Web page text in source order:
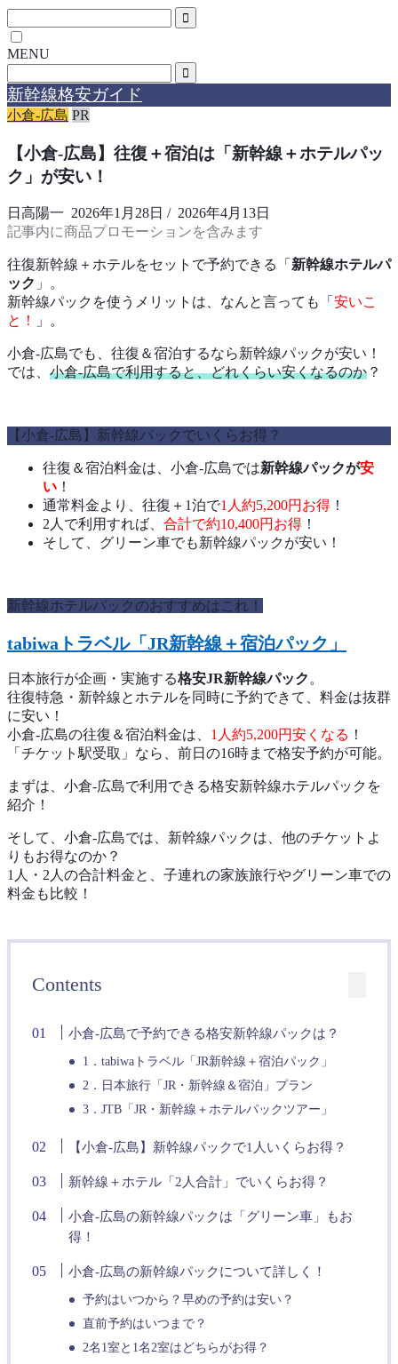
MENU
新幹線格安ガイド
小倉-広島 PR
【小倉-広島】往復＋宿泊は「新幹線＋ホテルパッ
ク」が安い！
日高陽一 2026年1月28日 / 2026年4月13日
記事内に商品プロモーションを含みます
往復新幹線＋ホテルをセットで予約できる「 新幹線ホテルパ
ック 」。
新幹線パックを使うメリットは、なんと言っても「 安いこ
と！
」。
小倉-広島でも、往復＆宿泊するなら新幹線パックが安い！
では、 小倉-広島で利用すると、どれくらい安くなるのか ？
【小倉-広島】新幹線パックでいくらお得？
往復＆宿泊料金は、小倉-広島では新幹線パックが安
い ！
通常料金より、往復＋1泊で1人約5,200円お得 ！
2人で利用すれば、 合計で約10,400円お得 ！
そして、グリーン車でも新幹線パックが安い！
新幹線ホテルパックのおすすめはこれ！
tabiwaトラベル「JR新幹線＋宿泊パック」
日本旅行が企画・実施する格安JR新幹線パック。
往復特急・新幹線とホテルを同時に予約できて、料金は抜群
に安い！
小倉-広島の往復＆宿泊料金は、 1人約5,200円安くなる ！
「チケット駅受取」なら、前日の16時まで格安予約が可能。
まずは、小倉-広島で利用できる格安新幹線ホテルパックを
紹介！
そして、小倉-広島では、新幹線パックは、他のチケットよ
りもお得なのか？
1人・2人の合計料金と、子連れの家族旅行やグリーン車での
料金も比較！
Contents
小倉-広島で予約できる格安新幹線パックは？
1．tabiwaトラベル「JR新幹線＋宿泊パック」
2．日本旅行「JR・新幹線＆宿泊」プラン
3．JTB「JR・新幹線＋ホテルパックツアー」
【小倉-広島】新幹線パックで1人いくらお得？
新幹線＋ホテル「2人合計」でいくらお得？
小倉-広島の新幹線パックは「グリーン車」もお
得！
小倉-広島の新幹線パックについて詳しく！
予約はいつから？早めの予約は安い？
直前予約はいつまで？
2名1室と1名2室はどちらがお得？